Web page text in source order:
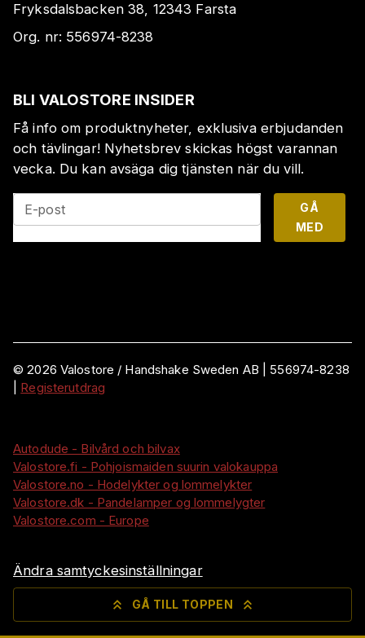
Fryksdalsbacken 38, 12343 Farsta
Org. nr: 556974-8238
BLI VALOSTORE INSIDER
Få info om produktnyheter, exklusiva erbjudanden
och tävlingar! Nyhetsbrev skickas högst varannan
vecka. Du kan avsäga dig tjänsten när du vill.
E-post
GÅ
MED
©2026 Valostore / Handshake Sweden AB
556974-8238
Registerutdrag
Autodude - Bilvård och bilvax
Valostore.fi - Pohjoismaiden suurin valokauppa
Valostore.no - Hodelykter og lommelykter
Valostore.dk - Pandelamper og lommelygter
Valostore.com - Europe
Ändra samtyckesinställningar
GÅ TILL TOPPEN